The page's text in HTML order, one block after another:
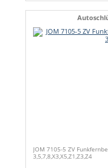
JOM 7105-5 ZV
3,5,7,8,X3,X5,Z1,Z3,Z4